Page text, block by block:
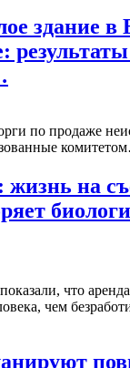
здание в
по продаже
жизнь на
что
чем